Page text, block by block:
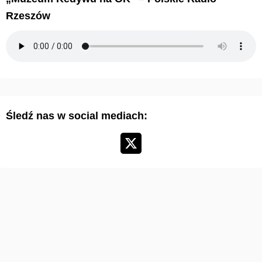
k
Rzeszów
Śledź nas w social mediach: